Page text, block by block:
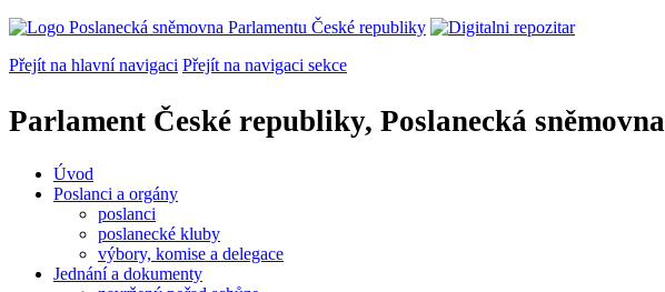
Přejít na hlavní navigaci Přejít na navigaci sekce
Parlament České republiky, Poslanecká sněmovna
Úvod
Poslanci a orgány
poslanci
poslanecké kluby
výbory, komise a delegace
Jednání a dokumenty